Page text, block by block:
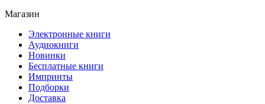
Магазин
Электронные книги
Аудиокниги
Новинки
Бесплатные книги
Импринты
Подборки
Доставка